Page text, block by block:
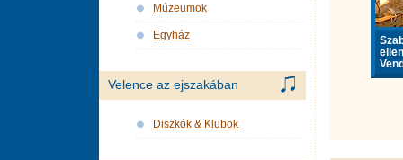
Múzeumok
Egyház
Velence az ejszakában
Diszkók & Klubok